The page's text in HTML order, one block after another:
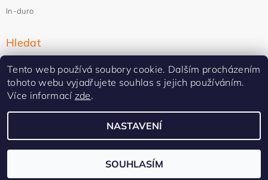
In-duro
Hledat
2026 ©In-duro, všechna práva vyhrazenaUpravit nastavení cookies
Vytvořil Shoptet Premium
Tento web používá soubory cookie. Dalším procházením
tohoto webu vyjadřujete souhlas s jejich používáním.
Více informací zde.
NASTAVENÍ
SOUHLASÍM